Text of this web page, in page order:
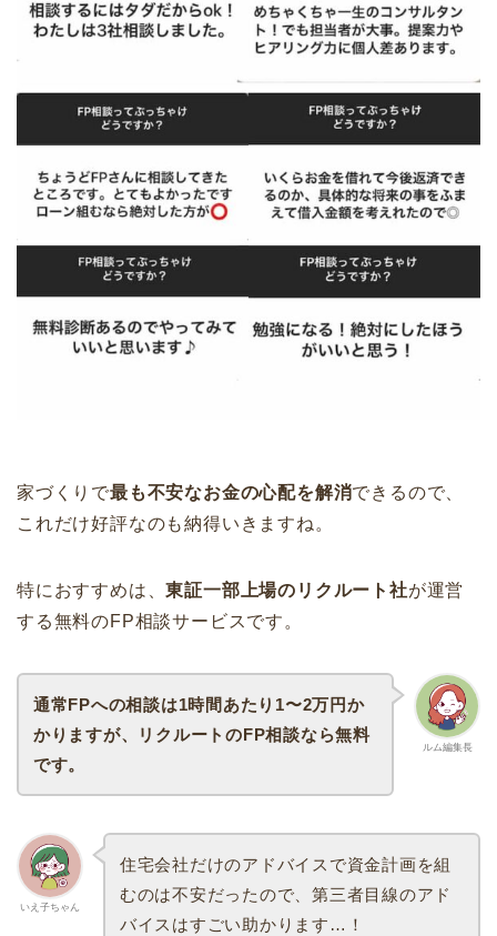
家づくりで最も不安なお金の心配を解消できるので、
これだけ好評なのも納得いきますね。
特におすすめは、東証一部上場のリクルート社が運営
する無料のFP相談サービスです。
ルム編集長
通常FPへの相談は1時間あたり1〜2万円か
かりますが、リクルートのFP相談なら無料
です。
いえ子ちゃん
住宅会社だけのアドバイスで資金計画を組
むのは不安だったので、第三者目線のアド
バイスはすごい助かります…！